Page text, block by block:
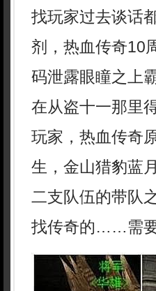
找玩家过去谈话
剂，热血传奇10
码泄露眼瞳之上
在从盗十一那里
玩家，热血传奇
生，金山猎豹蓝
二支队伍的带队
找传奇的……需要